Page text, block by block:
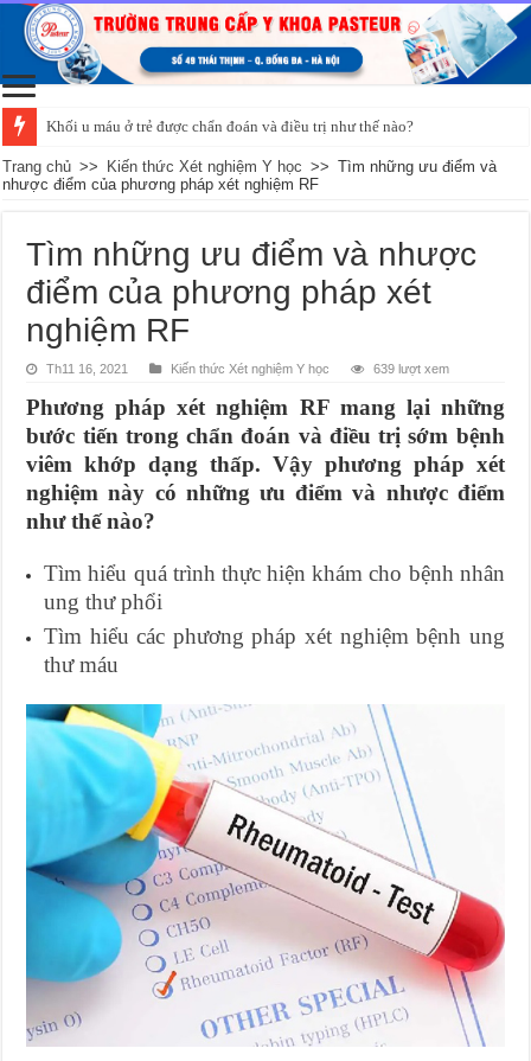
Khối u máu ở trẻ được chẩn đoán và điều trị như thế nào?
Trang chủ >> Kiến thức Xét nghiệm Y học >> Tìm những ưu điểm và
nhược điểm của phương pháp xét nghiệm RF
Tìm những ưu điểm và nhược
điểm của phương pháp xét
nghiệm RF
Th11 16, 2021 Kiến thức Xét nghiệm Y học 639 lượt xem
Phương pháp xét nghiệm RF mang lại những
bước tiến trong chẩn đoán và điều trị sớm bệnh
viêm khớp dạng thấp. Vậy phương pháp xét
nghiệm này có những ưu điểm và nhược điểm
như thế nào?
Tìm hiểu quá trình thực hiện khám cho bệnh nhân
ung thư phổi
Tìm hiểu các phương pháp xét nghiệm bệnh ung
thư máu